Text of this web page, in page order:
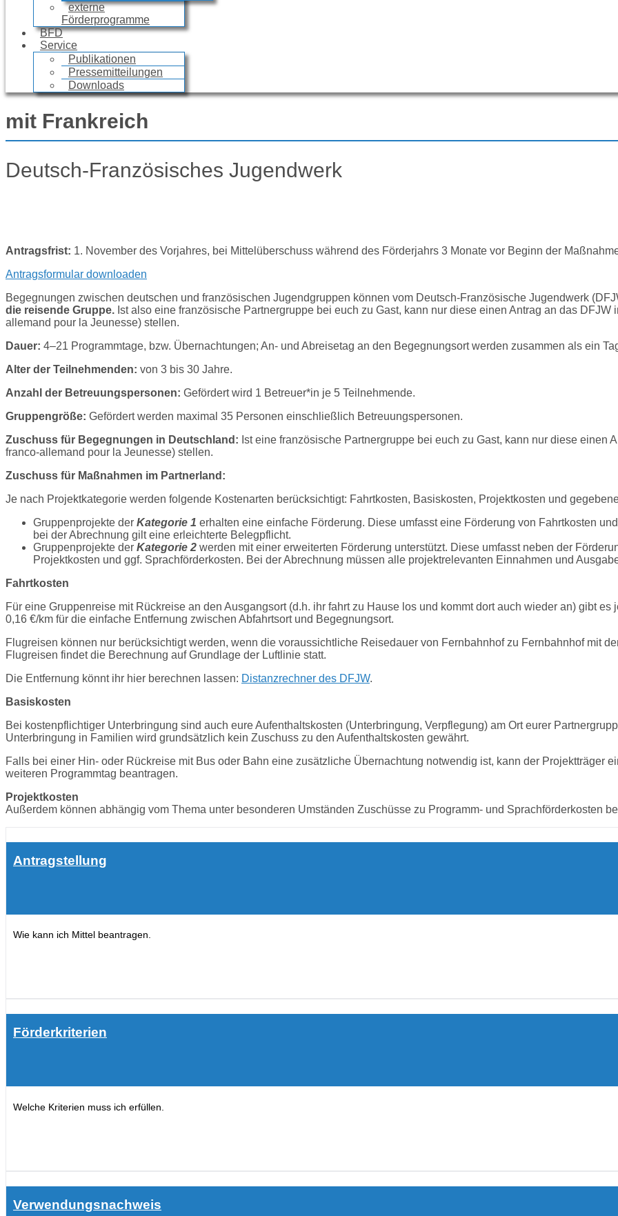
externe
Förderprogramme
BFD
Service
Publikationen
Pressemitteilungen
Downloads
mit Frankreich
Deutsch-Französisches Jugendwerk
Antragsfrist: 1. November des Vorjahres, bei Mittelüberschuss während des Förderjahrs 3 Monate vor Beginn der
Antragsformular downloaden
Begegnungen zwischen deutschen und französischen Jugendgruppen können vom Deutsch-Französische Jugendwerk
die reisende Gruppe. Ist also eine französische Partnergruppe bei euch zu Gast, kann nur diese einen Antrag an das
allemand pour la Jeunesse) stellen.
Dauer: 4–21 Programmtage, bzw. Übernachtungen; An- und Abreisetag an den Begegnungsort werden zusammen als ein
Alter der Teilnehmenden: von 3 bis 30 Jahre.
Anzahl der Betreuungspersonen: Gefördert wird 1 Betreuer*in je 5 Teilnehmende.
Gruppengröße: Gefördert werden maximal 35 Personen einschließlich Betreuungspersonen.
Zuschuss für Begegnungen in Deutschland: Ist eine französische Partnergruppe bei euch zu Gast, kann nur diese einen
franco-allemand pour la Jeunesse) stellen.
Zuschuss für Maßnahmen im Partnerland:
Je nach Projektkategorie werden folgende Kostenarten berücksichtigt: Fahrtkosten, Basiskosten, Projektkosten und
Gruppenprojekte der Kategorie 1 erhalten eine einfache Förderung. Diese umfasst eine Förderung von Fahrtkosten
bei der Abrechnung gilt eine erleichterte Belegpflicht.
Gruppenprojekte der Kategorie 2 werden mit einer erweiterten Förderung unterstützt. Diese umfasst neben der
Projektkosten und ggf. Sprachförderkosten. Bei der Abrechnung müssen alle projektrelevanten Einnahmen und
Fahrtkosten
Für eine Gruppenreise mit Rückreise an den Ausgangsort (d.h. ihr fahrt zu Hause los und kommt dort auch wieder an) gibt
0,16 €/km für die einfache Entfernung zwischen Abfahrtsort und Begegnungsort.
Flugreisen können nur berücksichtigt werden, wenn die voraussichtliche Reisedauer von Fernbahnhof zu Fernbahnhof mit
Flugreisen findet die Berechnung auf Grundlage der Luftlinie statt.
Die Entfernung könnt ihr hier berechnen lassen: Distanzrechner des DFJW.
Basiskosten
Bei kostenpflichtiger Unterbringung sind auch eure Aufenthaltskosten (Unterbringung, Verpflegung) am Ort eurer
Unterbringung in Familien wird grundsätzlich kein Zuschuss zu den Aufenthaltskosten gewährt.
Falls bei einer Hin- oder Rückreise mit Bus oder Bahn eine zusätzliche Übernachtung notwendig ist, kann der Projektträger
weiteren Programmtag beantragen.
Projektkosten
Außerdem können abhängig vom Thema unter besonderen Umständen Zuschüsse zu Programm- und Sprachförderkosten
Antragstellung
Wie kann ich Mittel beantragen.
Förderkriterien
Welche Kriterien muss ich erfüllen.
Verwendungsnachweis